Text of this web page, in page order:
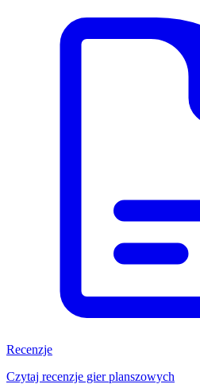
Recenzje
Czytaj recenzje gier planszowych